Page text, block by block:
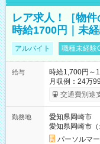
レア求人！［物
時給1700円｜未
アルバイト 職種未経験
給与
時給1,700円～
月収例：24万9900円（
り） 【試用
交通費別途
勤務地
愛知県岡崎市
愛知県岡崎市（
パーソルマ